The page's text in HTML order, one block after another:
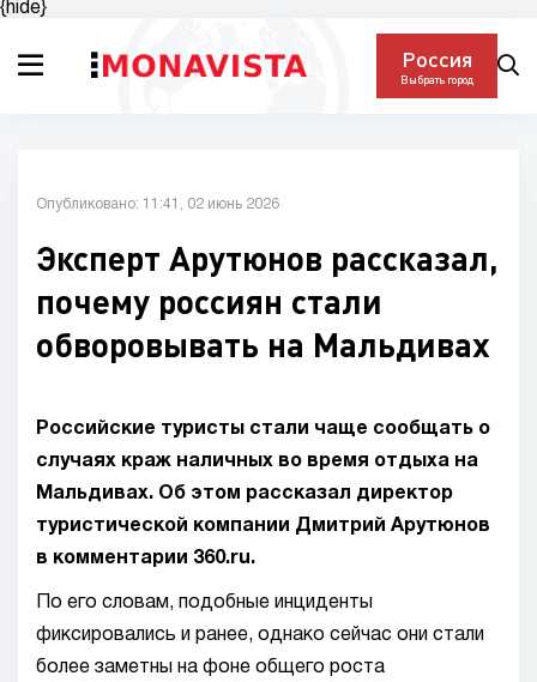
{hide}
Россия
Выбрать город
Опубликовано: 11:41, 02 июнь 2026
Эксперт Арутюнов рассказал,
почему россиян стали
обворовывать на Мальдивах
Российские туристы стали чаще сообщать о
случаях краж наличных во время отдыха на
Мальдивах. Об этом рассказал директор
туристической компании Дмитрий Арутюнов
в комментарии 360.ru.
По его словам, подобные инциденты
фиксировались и ранее, однако сейчас они стали
более заметны на фоне общего роста